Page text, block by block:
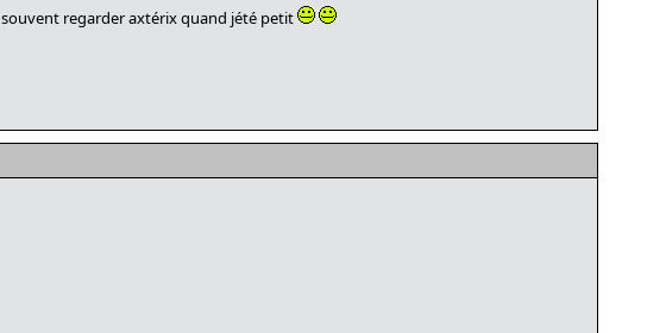
regarder axtérix quand jété petit